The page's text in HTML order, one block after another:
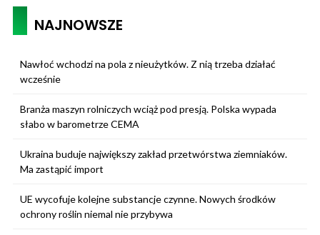
NAJNOWSZE
Nawłoć wchodzi na pola z nieużytków. Z nią trzeba działać
wcześnie
Branża maszyn rolniczych wciąż pod presją. Polska wypada
słabo w barometrze CEMA
Ukraina buduje największy zakład przetwórstwa ziemniaków.
Ma zastąpić import
UE wycofuje kolejne substancje czynne. Nowych środków
ochrony roślin niemal nie przybywa